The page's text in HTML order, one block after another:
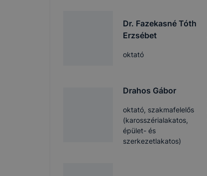
Dr. Fazekasné Tóth
Erzsébet
oktató
Drahos Gábor
oktató, szakmafelelős
(karosszérialakatos,
épület- és
szerkezetlakatos)